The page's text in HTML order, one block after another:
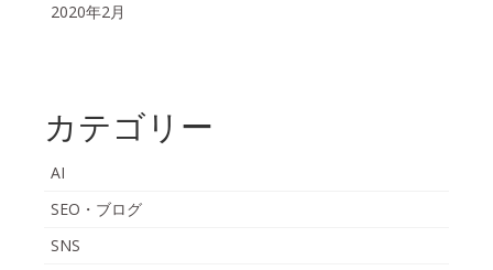
2020年2月
カテゴリー
AI
SEO・ブログ
SNS